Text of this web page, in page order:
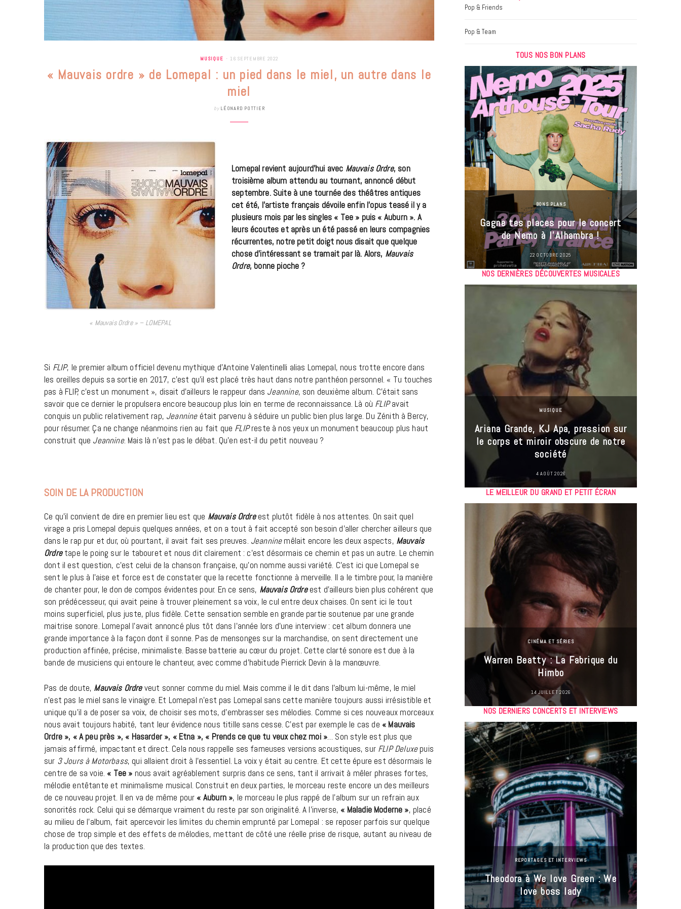
MUSIQUE 16 SEPTEMBRE 2022
« Mauvais ordre » de Lomepal : un pied dans le miel, un autre dans le
miel
by LÉONARD POTTIER
« Mauvais Ordre » – LOMEPAL
Lomepal revient aujourd’hui avec Mauvais Ordre, son
troisième album attendu au tournant, annoncé début
septembre. Suite à une tournée des théâtres antiques
cet été, l’artiste français dévoile enfin l’opus teasé il y a
plusieurs mois par les singles « Tee » puis « Auburn ». A
leurs écoutes et après un été passé en leurs compagnies
récurrentes, notre petit doigt nous disait que quelque
chose d’intéressant se tramait par là. Alors, Mauvais
Ordre, bonne pioche ?
Si FLIP, le premier album officiel devenu mythique d’Antoine Valentinelli alias Lomepal, nous trotte encore dans
les oreilles depuis sa sortie en 2017, c’est qu’il est placé très haut dans notre panthéon personnel. « Tu touches
pas à FLIP, c’est un monument », disait d’ailleurs le rappeur dans Jeannine, son deuxième album. C’était sans
savoir que ce dernier le propulsera encore beaucoup plus loin en terme de reconnaissance. Là où FLIPavait
conquis un public relativement rap, Jeannineétait parvenu à séduire un public bien plus large. Du Zénith à Bercy,
pour résumer. Ça ne change néanmoins rien au fait que FLIPreste à nos yeux un monument beaucoup plus haut
construit que Jeannine. Mais là n’est pas le débat. Qu’en est-il du petit nouveau ?
SOIN DE LA PRODUCTION
Ce qu’il convient de dire en premier lieu est que Mauvais Ordreest plutôt fidèle à nos attentes. On sait quel
virage a pris Lomepal depuis quelques années, et on a tout à fait accepté son besoin d’aller chercher ailleurs que
dans le rap pur et dur, où pourtant, il avait fait ses preuves. Jeanninemêlait encore les deux aspects, Mauvais
Ordretape le poing sur le tabouret et nous dit clairement : c’est désormais ce chemin et pas un autre. Le chemin
dont il est question, c’est celui de la chanson française, qu’on nomme aussi variété. C’est ici que Lomepal se
sent le plus à l’aise et force est de constater que la recette fonctionne à merveille. Il a le timbre pour, la manière
de chanter pour, le don de compos évidentes pour. En ce sens, Mauvais Ordreest d’ailleurs bien plus cohérent que
son prédécesseur, qui avait peine à trouver pleinement sa voix, le cul entre deux chaises. On sent ici le tout
moins superficiel, plus juste, plus fidèle. Cette sensation semble en grande partie soutenue par une grande
maitrise sonore. Lomepal l’avait annoncé plus tôt dans l’année lors d’une interview : cet album donnera une
grande importance à la façon dont il sonne. Pas de mensonges sur la marchandise, on sent directement une
production affinée, précise, minimaliste. Basse batterie au cœur du projet. Cette clarté sonore est due à la
bande de musiciens qui entoure le chanteur, avec comme d’habitude Pierrick Devin à la manœuvre.
Pas de doute, Mauvais Ordreveut sonner comme du miel. Mais comme il le dit dans l’album lui-même, le miel
n’est pas le miel sans le vinaigre. Et Lomepal n’est pas Lomepal sans cette manière toujours aussi irrésistible et
unique qu’il a de poser sa voix, de choisir ses mots, d’embrasser ses mélodies. Comme si ces nouveaux morceaux
nous avait toujours habité, tant leur évidence nous titille sans cesse. C’est par exemple le cas de« Mauvais
Ordre », « A peu près », « Hasarder », « Etna », « Prends ce que tu veux chez moi »… Son style est plus que
jamais affirmé, impactant et direct. Cela nous rappelle ses fameuses versions acoustiques, sur FLIP Deluxepuis
sur 3 Jours à Motorbass, qui allaient droit à l’essentiel. La voix y était au centre. Et cette épure est désormais le
centre de sa voie.« Tee » nous avait agréablement surpris dans ce sens, tant il arrivait à mêler phrases fortes,
mélodie entêtante et minimalisme musical. Construit en deux parties, le morceau reste encore un des meilleurs
de ce nouveau projet. Il en va de même pour« Auburn », le morceau le plus rappé de l’album sur un refrain aux
sonorités rock. Celui qui se démarque vraiment du reste par son originalité. A l’inverse,« Maladie Moderne », placé
au milieu de l’album, fait apercevoir les limites du chemin emprunté par Lomepal : se reposer parfois sur quelque
chose de trop simple et des effets de mélodies, mettant de côté une réelle prise de risque, autant au niveau de
la production que des textes.
Pop & Friends
Pop & Team
TOUS NOS BON PLANS
BONS PLANS
Les Eclatantes : une soirée entre
concerts, expos, kart, aéroplume…
à la Cité des Sciences
14 DÉCEMBRE 2022
BONS PLANS
Gagne tes places pour le concert
de Nemo à l’Alhambra !
22 OCTOBRE 2025
NOS DERNIÈRES DÉCOUVERTES MUSICALES
Cage The Elephant, l’ivoire du rock
MUSIQUE
Ariana Grande, KJ Apa, pression sur
le corps et miroir obscure de notre
société
4 AOÛT 2026
LE MEILLEUR DU GRAND ET PETIT ÉCRAN
CINÉMA ET SÉRIES
Disclosure Day : le retour en grâce
9 JUIN 2026
CINÉMA ET SÉRIES
Warren Beatty : La Fabrique du
Himbo
14 JUILLET 2026
NOS DERNIERS CONCERTS ET INTERVIEWS
REPORTAGES ET INTERVIEWS
Theodora à We love Green : We
love boss lady